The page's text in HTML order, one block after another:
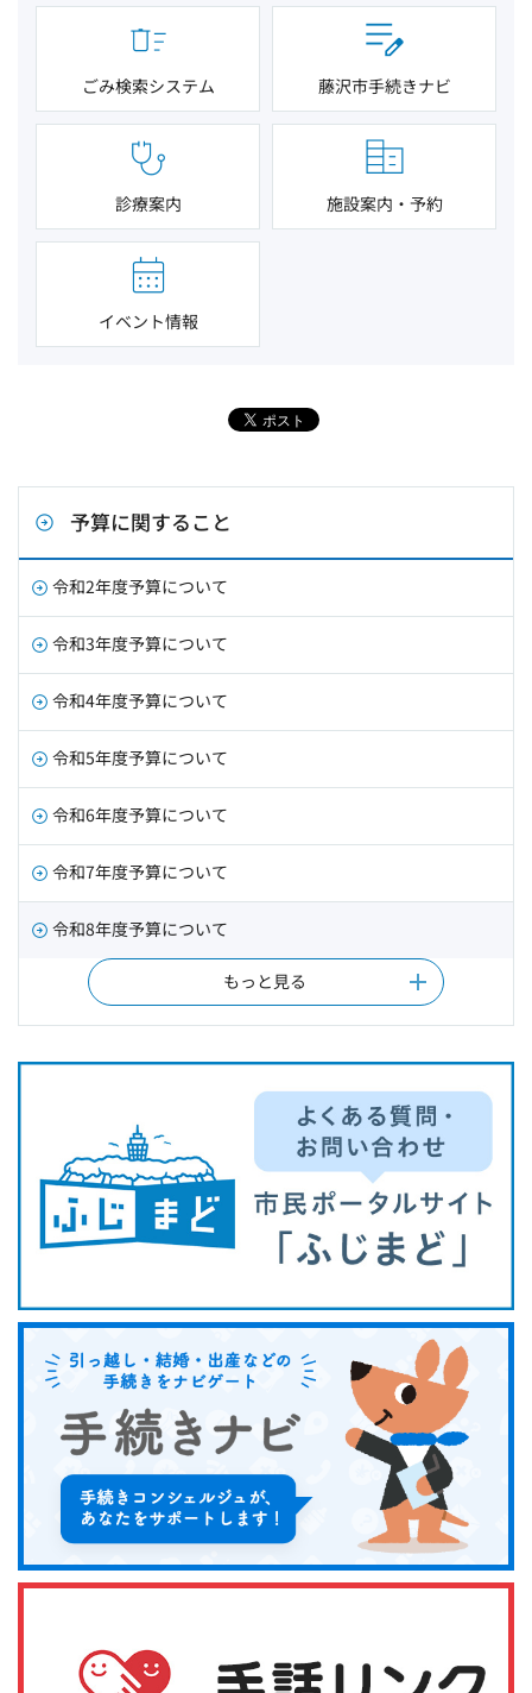
ごみ検索システム 藤沢市手続きナビ
診療案内 施設案内・予約
イベント情報
予算に関すること
令和2年度予算について
令和3年度予算について
令和4年度予算について
令和5年度予算について
令和6年度予算について
令和7年度予算について
令和8年度予算について
もっと見る